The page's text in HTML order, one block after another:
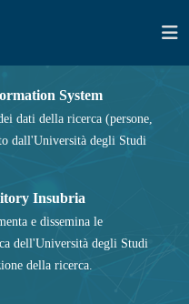
System
dati della ricerca (persone,
dall'Università degli Studi
Insubria
e dissemina le
dell'Università degli Studi
della ricerca.